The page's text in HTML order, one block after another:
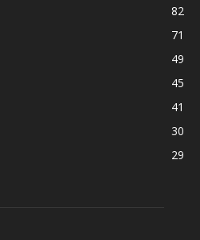
82
71
49
45
41
30
29